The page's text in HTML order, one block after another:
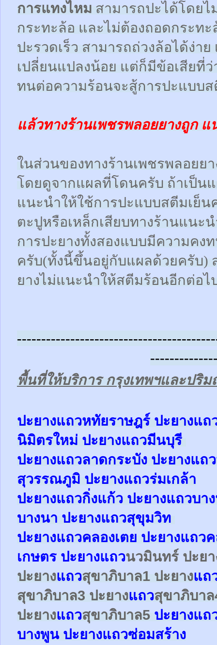
การแทงไหม สามารถปะได้โดยไ
กระทะล้อ และไม่ต้องถอดกระทะ
ปะรวดเร็ว สามารถถ่วงล้อได้ง่า
เปลี่ยนแปลงน้อย แต่ก็มีข้อเสียที่
ทนต่อความร้อนจะสู้การปะแบบ
แล้วทางร้านเพชรพลอยยางถูก
ในส่วนของทางร้านเพชรพลอยย
โดยดูจากแผลที่โดนครับ ถ้าเป็น
แนะนำให้ใช้การปะแบบสตีมเย็
ตะปูหรือเหล็กเสียบทางร้านแนะ
การปะยางทั้งสองแบบมีความคง
ครับ(ทั้งนี้ขึ้นอยู่กับแผลด้วยครับ)
ยางไม่แนะนำให้สตีมร้อนอีกต่อไ
พื้นที่ให้บริการ กรุงเทพฯและปริ
ปะยางแถวหทัยราษฎร์ ปะยางแถ
นิมิตรใหม่ ปะยางแถวมีนบุรี
ปะยางแถวลาดกระบัง ปะยางแถว
สุวรรณภูมิ ปะยางแถวร่มเกล้า
ปะยางแถวกิ่งแก้ว ปะยางแถวบา
บางนา ปะยางแถวสุขุมวิท
ปะยางแถวคลองเตย ปะยางแถว
เกษตร ปะยางแถวนวมินทร์ ปะย
ปะยางแถวสุขาภิบาล1 ปะยางแถ
สุขาภิบาล3 ปะยางแถวสุขาภิบาล
ปะยางแถวสุขาภิบาล5 ปะยางแถ
บางพูน ปะยางแถวซ่อมสร้าง